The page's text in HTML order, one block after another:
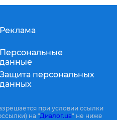
Реклама
Персональные
данные
Защита персональных
данных
при условии ссылки
на "Диалог.ua" не ниже